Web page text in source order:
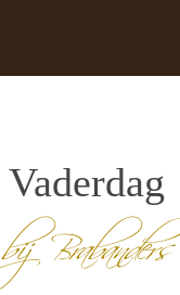
Vaderdag
bij Brabanders